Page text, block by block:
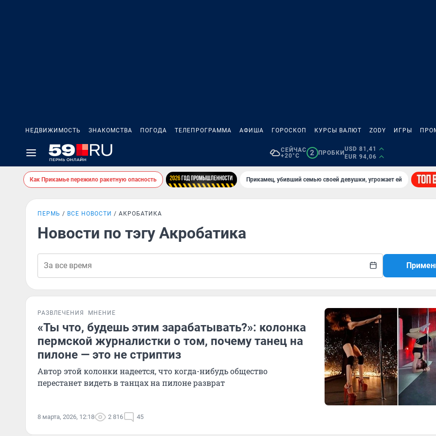
НЕДВИЖИМОСТЬ ЗНАКОМСТВА ПОГОДА ТЕЛЕПРОГРАММА АФИША ГОРОСКОП КУРСЫ ВАЛЮТ ZODY ИГРЫ
СЕЙЧАС
+20°C
2 ПРОБКИ
USD 81,41
EUR 94,06
Как Прикамье пережило ракетную опасность Прикамец, убивший семью своей девушки, угрожает ей
ПЕРМЬ ВСЕ НОВОСТИ АКРОБАТИКА
Новости по тэгу Акробатика
РАЗВЛЕЧЕНИЯ МНЕНИЕ
«Ты что, будешь этим зарабатывать?»: колонка
пермской журналистки о том, почему танец на
пилоне — это не стриптиз
Автор этой колонки надеется, что когда-нибудь общество
перестанет видеть в танцах на пилоне разврат
8 марта, 2026, 12:18 2 816 45